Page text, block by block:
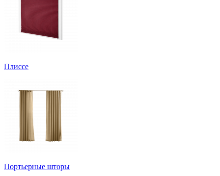
Плиссе
Портьерные шторы